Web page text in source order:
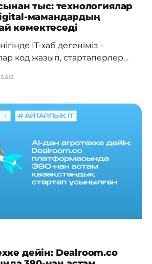
тыс: технологиялар
мамандардың
көмектеседі
IT-хаб дегеніміз -
код жазып, стартаперлер
кәсіпкерлер,
HR-мамандар
мен бизнес саласында
үшін де тартылыс
дейін: Dealroom.co